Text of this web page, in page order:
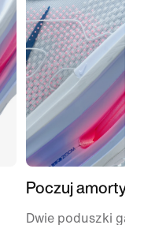
Poczuj
Dwie poduszki